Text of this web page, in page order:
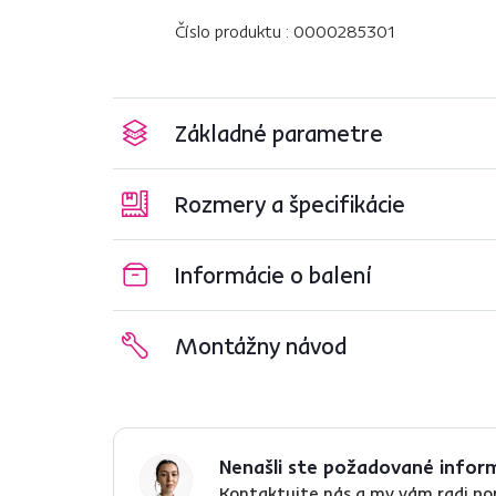
Číslo produktu : 0000285301
Základné parametre
Rozmery a špecifikácie
Informácie o balení
Montážny návod
Nenašli ste požadované